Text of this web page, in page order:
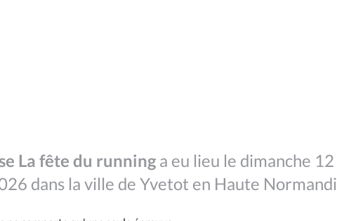
La fête du running a eu lieu le dimanche 12
dans la ville de Yvetot en Haute